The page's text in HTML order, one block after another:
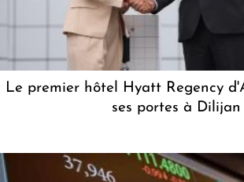
Le premier hôtel Hyatt Regency
ses portes à Dilijan